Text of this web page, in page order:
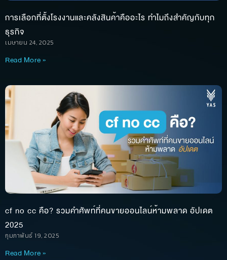
การเลือกที่ตั้งโรงงานและคลังสินค้าคืออะไร ทำไมถึงสำคัญกับทุก
ธุรกิจ
เมษายน 24, 2025
Read More »
cf no cc คือ? รวมคำศัพท์ที่คนขายออนไลน์ห้ามพลาด อัปเดต
2025
กุมภาพันธ์ 19, 2025
Read More »